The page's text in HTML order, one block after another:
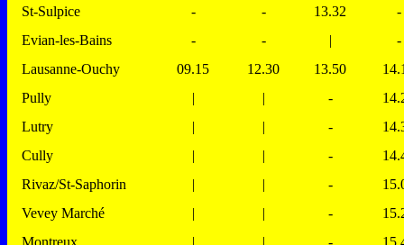
St-Sulpice
- - 13.32
-
Evian-les-Bains
- - |
-
Lausanne-Ouchy
09.15 12.30 13.50
Pully
| | -
Lutry
| | -
Cully
| | -
Rivaz/St-Saphorin
| | -
Vevey Marché
| | -
Montreux
| | -